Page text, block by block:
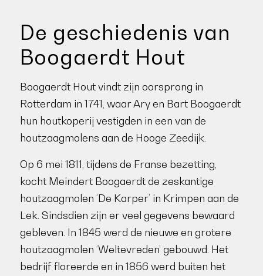
De geschiedenis van
Boogaerdt Hout
Boogaerdt Hout vindt zijn oorsprong in
Rotterdam in 1741, waar Ary en Bart Boogaerdt
hun houtkoperij vestigden in een van de
houtzaagmolens aan de Hooge Zeedijk.
Op 6 mei 1811, tijdens de Franse bezetting,
kocht Meindert Boogaerdt de zeskantige
houtzaagmolen ‘De Karper’ in Krimpen aan de
Lek. Sindsdien zijn er veel gegevens bewaard
gebleven. In 1845 werd de nieuwe en grotere
houtzaagmolen ‘Weltevreden’ gebouwd. Het
bedrijf floreerde en in 1856 werd buiten het